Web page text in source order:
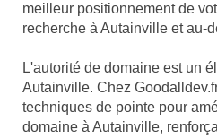
meilleur positionnement de
recherche à Autainville et au-
L'autorité de domaine est un
Autainville. Chez
techniques de pointe pour
domaine à Autainville,